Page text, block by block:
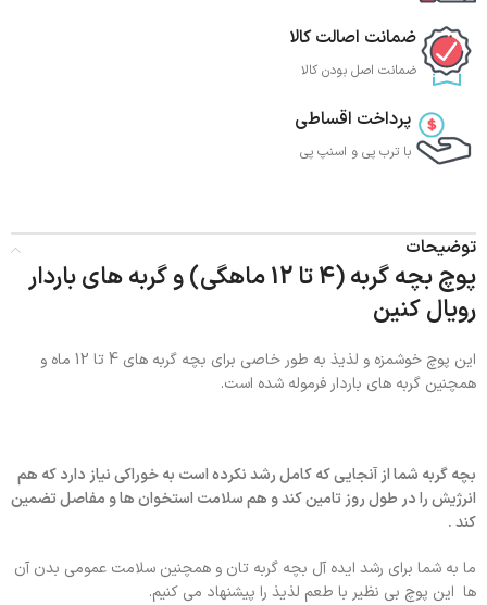
ضمانت اصالت کالا
ضمانت اصل بودن کالا
پرداخت اقساطی
با ترب‌ پی و اسنپ پی
توضیحات
پوچ بچه گربه (4 تا 12 ماهگی) و گربه های باردار
رویال کنین
این پوچ خوشمزه و لذیذ به طور خاصی برای بچه گربه های 4 تا 12 ماه و
همچنین گربه های باردار فرموله شده است.
بچه گربه شما از آنجایی که کامل رشد نکرده است به خوراکی نیاز دارد که هم
انرژیش را در طول روز تامین کند و هم سلامت استخوان ها و مفاصل تضمین
کند .
ما به شما برای رشد ایده آل بچه گربه تان و همچنین سلامت عمومی بدن آن
ها این پوچ بی نظیر با طعم لذیذ را پیشنهاد می کنیم.